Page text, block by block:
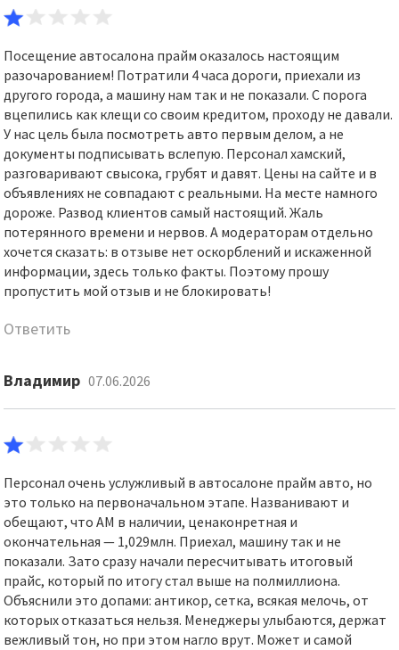
Посещение автосалона прайм оказалось настоящим
разочарованием! Потратили 4 часа дороги, приехали из
другого города, а машину нам так и не показали. С порога
вцепились как клещи со своим кредитом, проходу не давали.
У нас цель была посмотреть авто первым делом, а не
документы подписывать вслепую. Персонал хамский,
разговаривают свысока, грубят и давят. Цены на сайте и в
объявлениях не совпадают с реальными. На месте намного
дороже. Развод клиентов самый настоящий. Жаль
потерянного времени и нервов. А модераторам отдельно
хочется сказать: в отзыве нет оскорблений и искаженной
информации, здесь только факты. Поэтому прошу
пропустить мой отзыв и не блокировать!
Ответить
Владимир 07.06.2026
Персонал очень услужливый в автосалоне прайм авто, но
это только на первоначальном этапе. Названивают и
обещают, что АМ в наличии, ценаконретная и
окончательная — 1,029млн. Приехал, машину так и не
показали. Зато сразу начали пересчитывать итоговый
прайс, который по итогу стал выше на полмиллиона.
Объяснили это допами: антикор, сетка, всякая мелочь, от
которых отказаться нельзя. Менеджеры улыбаются, держат
вежливый тон, но при этом нагло врут. Может и самой